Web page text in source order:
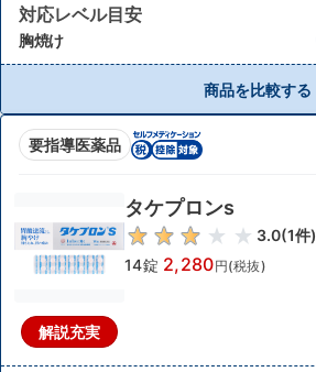
対応レベル目安
胸焼け
商品を比較する
要指導医薬品
解説充実
タケプロンs
3.0(1件)
14錠 2,280円(税抜)